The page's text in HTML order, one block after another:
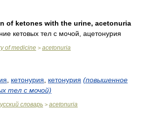
of ketones with the urine, acetonuria
кетовых тел с мочой, ацетонурия
of medicine > acetonuria
кетонурия кетонурия (повышенное
тел с мочой)
словарь > acetonuria